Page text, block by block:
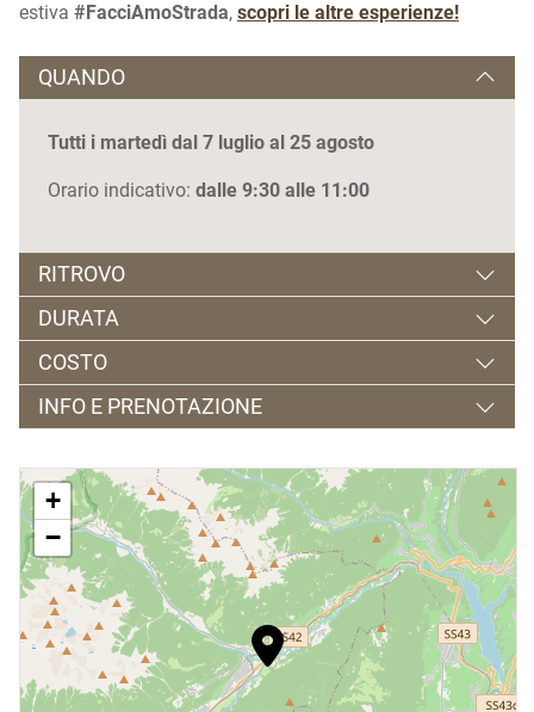
estiva #FacciAmoStrada, scopri le altre esperienze!
QUANDO
Tutti i martedì dal 7 luglio al 25 agosto
Orario indicativo: dalle 9:30 alle 11:00
RITROVO
Caseificio Cercen, 38027 TERZOLAS (TN) - VIA
NAZIONALE 52
DURATA
Un'ora e trenta circa
COSTO
partecipazione gratuita
INFO E PRENOTAZIONE
Obbligatoria contattando il numero 0463 900029
+
−